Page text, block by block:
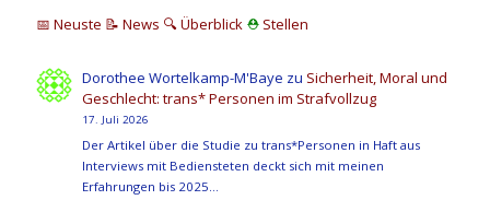
📅 Neuste 📝 News 🔍 Überblick ⛑ Stellen
Dorothee Wortelkamp-M'Baye zu Sicherheit, Moral und
Geschlecht: trans* Personen im Strafvollzug
17. Juli 2026
Der Artikel über die Studie zu trans*Personen in Haft aus
Interviews mit Bediensteten deckt sich mit meinen
Erfahrungen bis 2025…